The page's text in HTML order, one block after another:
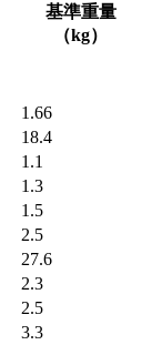
基準重量
（kg）
1.66
18.4
1.1
1.3
1.5
2.5
27.6
2.3
2.5
3.3